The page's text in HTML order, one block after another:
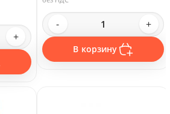
+
- +
В корзину